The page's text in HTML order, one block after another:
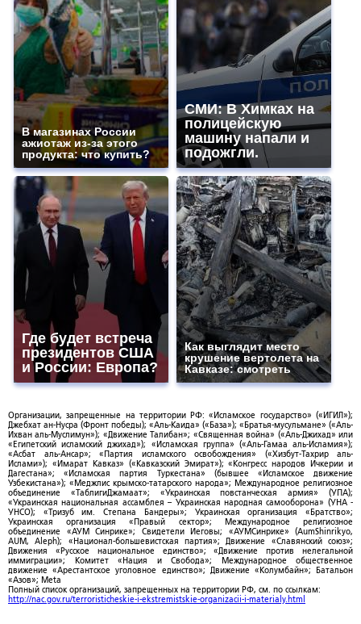
В магазинах России
ажиотаж из-за этого
продукта: что купить?
СМИ: В Химках на
полицейскую
машину напали и
подожгли.
Где будет встреча
президентов США
и России: Европа?
Как выглядит место
крушение вертолета на
Кавказе: смотреть
Организации, запрещенные на территории РФ: «Исламское государство» («ИГИЛ»);
Джебхат ан-Нусра (Фронт победы); «Аль-Каида» («База»); «Братья-мусульмане» («Аль-
Ихван аль-Муслимун»); «Движение Талибан»; «Священная война» («Аль-Джихад» или
«Египетский исламский джихад»); «Исламская группа» («Аль-Гамаа аль-Исламия»);
«Асбат аль-Ансар»; «Партия исламского освобождения» («Хизбут-Тахрир аль-
Ислами»); «Имарат Кавказ» («Кавказский Эмират»); «Конгресс народов Ичкерии и
Дагестана»; «Исламская партия Туркестана» (бывшее «Исламское движение
Узбекистана»); «Меджлис крымско-татарского народа»; Международное религиозное
объединение «ТаблигиДжамаат»; «Украинская повстанческая армия» (УПА);
«Украинская национальная ассамблея – Украинская народная самооборона» (УНА -
УНСО); «Тризуб им. Степана Бандеры»; Украинская организация «Братство»;
Украинская организация «Правый сектор»; Международное религиозное
объединение «АУМ Синрике»; Свидетели Иеговы; «АУМСинрике» (AumShinrikyo,
AUM, Aleph); «Национал-большевистская партия»; Движение «Славянский союз»;
Движения «Русское национальное единство»; «Движение против нелегальной
иммиграции»; Комитет «Нация и Свобода»; Международное общественное
движение «Арестантское уголовное единство»; Движение «Колумбайн»; Батальон
«Азов»; Meta
Полный список организаций, запрещенных на территории РФ, см. по ссылкам:
http://nac.gov.ru/terroristicheskie-i-ekstremistskie-organizacii-i-materialy.html